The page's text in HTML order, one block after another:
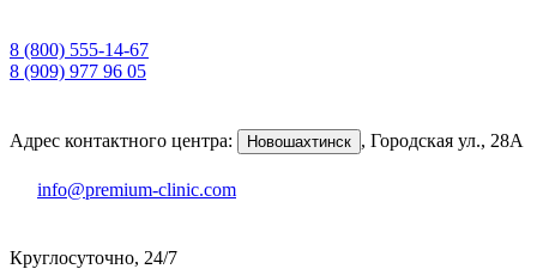
8 (800) 555-14-67
8 (909) 977 96 05
Адрес контактного центра: Новошахтинск , Городская ул., 28А
info@premium-clinic.com
Круглосуточно, 24/7